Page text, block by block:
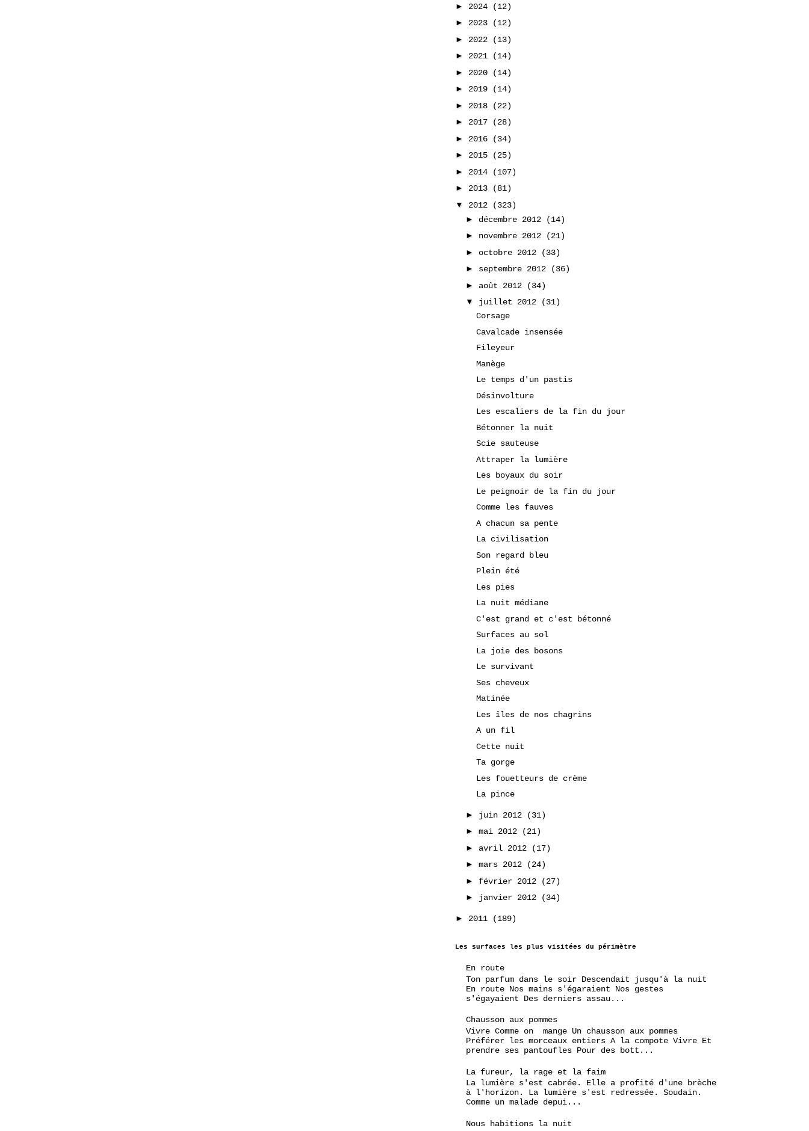
► 2024
(12)
► 2023
(12)
► 2022
(13)
► 2021
(14)
► 2020
(14)
► 2019
(14)
► 2018
(22)
► 2017
(28)
► 2016
(34)
► 2015
(25)
► 2014
(107)
► 2013
(81)
▼ 2012
(323)
► décembre 2012
(14)
► novembre 2012
(21)
► octobre 2012
(33)
► septembre 2012
(36)
► août 2012
(34)
▼ juillet 2012
(31)
Corsage
Cavalcade insensée
Fileyeur
Manège
Le temps d'un pastis
Désinvolture
Les escaliers de la fin du jour
Bétonner la nuit
Scie sauteuse
Attraper la lumière
Les boyaux du soir
Le peignoir de la fin du jour
Comme les fauves
A chacun sa pente
La civilisation
Son regard bleu
Plein été
Les pies
La nuit médiane
C'est grand et c'est bétonné
Surfaces au sol
La joie des bosons
Le survivant
Ses cheveux
Matinée
Les îles de nos chagrins
A un fil
Cette nuit
Ta gorge
Les fouetteurs de crème
La pince
► juin 2012
(31)
► mai 2012
(21)
► avril 2012
(17)
► mars 2012
(24)
► février 2012
(27)
► janvier 2012 (34)
► 2011 (189)
Les surfaces les plus visitées du périmètre
En route
Ton parfum dans le soir Descendait jusqu'à la nuit
En route Nos mains s'égaraient Nos gestes
s'égayaient Des derniers assau...
Chausson aux pommes
Vivre Comme on mange Un chausson aux pommes
Préférer les morceaux entiers A la compote Vivre Et
prendre ses pantoufles Pour des bott...
La fureur, la rage et la faim
La lumière s'est cabrée. Elle a profité d'une brèche
à l'horizon. La lumière s'est redressée. Soudain.
Comme un malade depui...
Nous habitions la nuit